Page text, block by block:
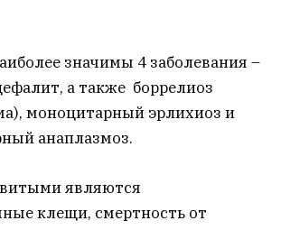
значимы 4 заболевания –
а также боррелиоз
моноцитарный эрлихиоз и
анаплазмоз.
являются
клещи, смертность от